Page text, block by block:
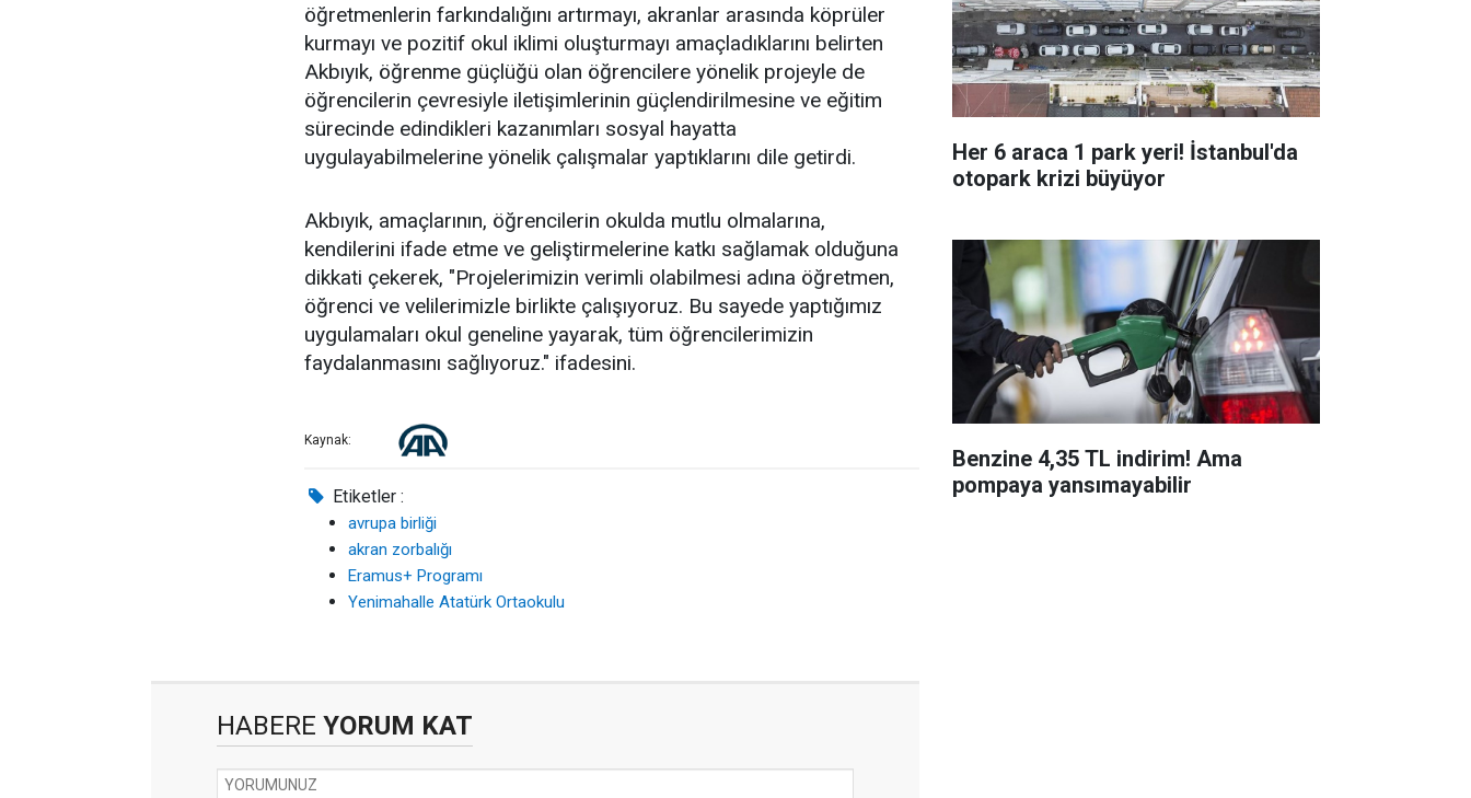
öğretmenlerin farkındalığını artırmayı, akranlar arasında köprüler
kurmayı ve pozitif okul iklimi oluşturmayı amaçladıklarını belirten
Akbıyık, öğrenme güçlüğü olan öğrencilere yönelik projeyle de
öğrencilerin çevresiyle iletişimlerinin güçlendirilmesine ve eğitim
sürecinde edindikleri kazanımları sosyal hayatta
uygulayabilmelerine yönelik çalışmalar yaptıklarını dile getirdi.
Akbıyık, amaçlarının, öğrencilerin okulda mutlu olmalarına,
kendilerini ifade etme ve geliştirmelerine katkı sağlamak olduğuna
dikkati çekerek, "Projelerimizin verimli olabilmesi adına öğretmen,
öğrenci ve velilerimizle birlikte çalışıyoruz. Bu sayede yaptığımız
uygulamaları okul geneline yayarak, tüm öğrencilerimizin
faydalanmasını sağlıyoruz." ifadesini.
Kaynak:
Etiketler :
avrupa birliği
akran zorbalığı
Eramus+ Programı
Yenimahalle Atatürk Ortaokulu
HABERE YORUM KAT
Her 6 araca 1 park yeri! İstanbul'da
otopark krizi büyüyor
Benzine 4,35 TL indirim! Ama
pompaya yansımayabilir